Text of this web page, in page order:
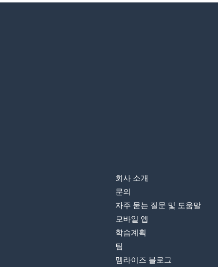
회사 소개
문의
자주 묻는 질문 및 도움말
모바일 앱
학습계획
팀
멤라이즈 블로그